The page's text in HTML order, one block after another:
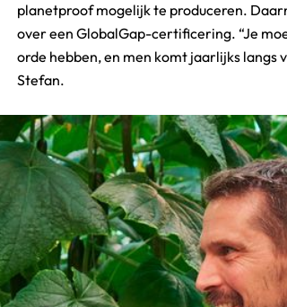
Stefan.